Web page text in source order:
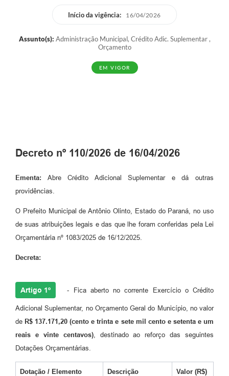
Transparencia publica Agro Olinto
Portarias
Protocolo
Tributação Municipal
A Prefeitura
Informação ao Cidadão
Início da vigência: 16/04/2026
Assunto(s): Administração Municipal, Crédito Adic. Suplementar ,
Orçamento
EM VIGOR
Decreto nº 110/2026 de 16/04/2026
Ementa: Abre Crédito Adicional Suplementar e dá outras
providências.
O Prefeito Municipal de Antônio Olinto, Estado do Paraná, no uso
de suas atribuições legais e das que lhe foram conferidas pela Lei
Orçamentária nº 1083/2025 de 16/12/2025.
Decreta:
Artigo 1º - Fica aberto no corrente Exercício o Crédito
Adicional Suplementar, no Orçamento Geral do Município, no valor
de R$ 137.171,20 (cento e trinta e sete mil cento e setenta e um
reais e vinte centavos), destinado ao reforço das seguintes
Dotações Orçamentárias.
Dotação / Elemento Descrição Valor (R$)